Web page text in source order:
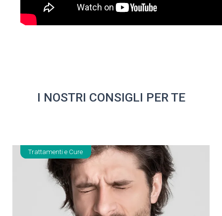
I NOSTRI CONSIGLI PER TE
Trattamenti e Cure